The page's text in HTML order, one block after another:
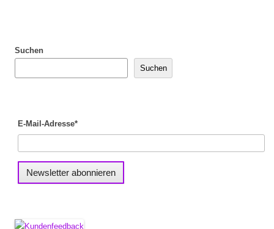
Suchen
Suchen
E-Mail-Adresse*